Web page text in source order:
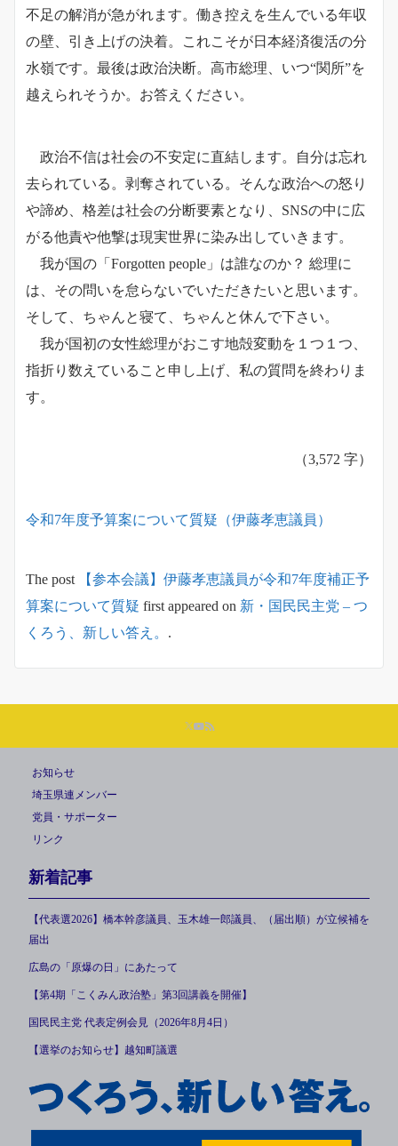
不足の解消が急がれます。働き控えを生んでいる年収
の壁、引き上げの決着。これこそが日本経済復活の分
水嶺です。最後は政治決断。高市総理、いつ“関所”を
越えられそうか。お答えください。
政治不信は社会の不安定に直結します。自分は忘れ
去られている。剥奪されている。そんな政治への怒り
や諦め、格差は社会の分断要素となり、SNSの中に広
がる他責や他撃は現実世界に染み出していきます。
我が国の「Forgotten people」は誰なのか？ 総理に
は、その問いを怠らないでいただきたいと思います。
そして、ちゃんと寝て、ちゃんと休んで下さい。
我が国初の女性総理がおこす地殻変動を１つ１つ、
指折り数えていること申し上げ、私の質問を終わりま
す。
（3,572 字）
令和7年度予算案について質疑（伊藤孝恵議員）
The post
【参本会議】伊藤孝恵議員が令和7年度補正予
算案について質疑 first appeared on 新・国民民主党 – つ
くろう、新しい答え。 .
お知らせ
埼玉県連メンバー
党員・サポーター
リンク
新着記事
【代表選2026】橋本幹彦議員、玉木雄一郎議員、（届出順）が立候補を
届出
広島の「原爆の日」にあたって
【第4期「こくみん政治塾」第3回講義を開催】
国民民主党 代表定例会見（2026年8月4日）
【選挙のお知らせ】越知町議選